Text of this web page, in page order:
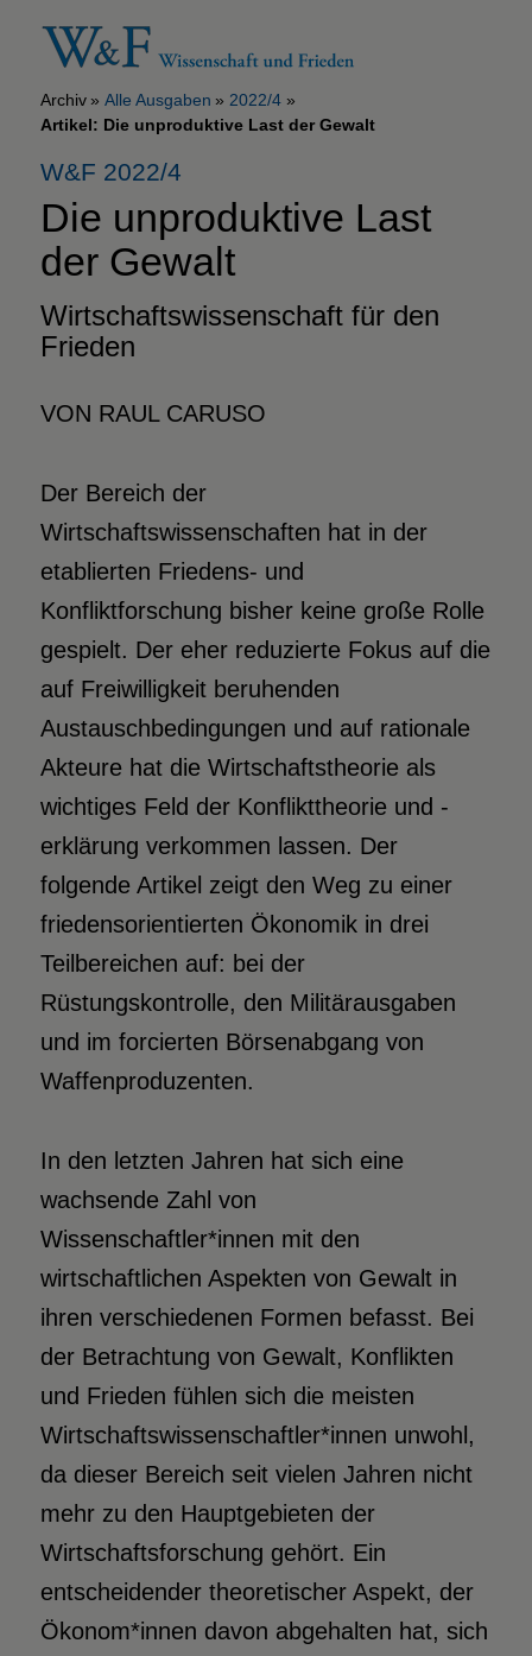
Archiv Alle Ausgaben
2022/4
Artikel: Die unproduktive Last der Gewalt
W&F 2022/4
Die unproduktive Last
der Gewalt
Wirtschaftswissenschaft für den
Frieden
VON RAUL CARUSO
Der Bereich der
Wirtschaftswissenschaften hat in der
etablierten Friedens- und
Konfliktforschung bisher keine große Rolle
gespielt. Der eher reduzierte Fokus auf die
auf Freiwilligkeit beruhenden
Austauschbedingungen und auf rationale
Akteure hat die Wirtschaftstheorie als
wichtiges Feld der Konflikttheorie und -
erklärung verkommen lassen. Der
folgende Artikel zeigt den Weg zu einer
friedensorientierten Ökonomik in drei
Teilbereichen auf: bei der
Rüstungskontrolle, den Militärausgaben
und im forcierten Börsenabgang von
Waffenproduzenten.
In den letzten Jahren hat sich eine
wachsende Zahl von
Wissenschaftler*innen mit den
wirtschaftlichen Aspekten von Gewalt in
ihren verschiedenen Formen befasst. Bei
der Betrachtung von Gewalt, Konflikten
und Frieden fühlen sich die meisten
Wirtschaftswissenschaftler*innen unwohl,
da dieser Bereich seit vielen Jahren nicht
mehr zu den Hauptgebieten der
Wirtschaftsforschung gehört. Ein
entscheidender theoretischer Aspekt, der
Ökonom*innen davon abgehalten hat, sich